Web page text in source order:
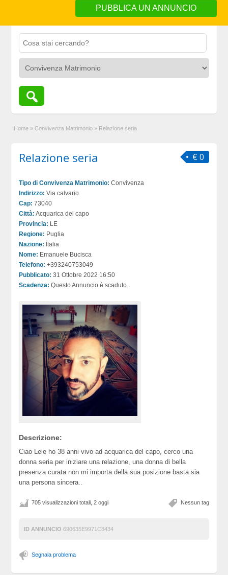
PUBBLICA UN ANNUNCIO
Home » Convivenza Matrimonio » Relazione seria
€ 0
Relazione seria
Tipo di Convivenza Matrimonio: Convivenza
Indirizzo: Via calvario
Cap: 73040
Città: Acquarica del capo
Provincia: LE
Regione: Puglia
Nazione: Italia
Nome: Emanuele Bucisca
Telefono: +393240753049
Pubblicato: 31 Ottobre 2022 16:50
Scadenza: Questo Annuncio è scaduto.
Descrizione:
Ciao Lele ho 38 anni vivo ad acquarica del capo, cerco una
donna seria per iniziare una relazione, una donna di bella
presenza curata non mi importa della sua posizione basta sia
una persona sincera..
Nessun tag
705 visualizzazioni totali, 2 oggi
ID ANNUNCIO 690635E9971C8434
Segnala problema